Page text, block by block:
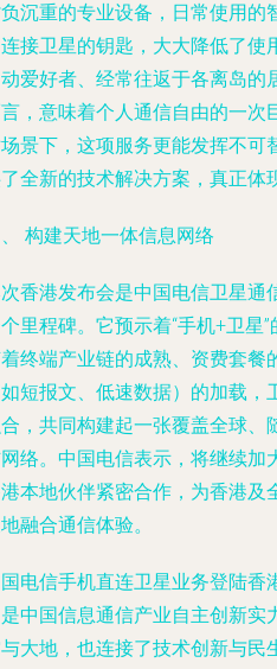
沉重的专业设备，日常使用的
接卫星的钥匙，大大降低了使
爱好者、经常往返于各离岛的
，意味着个人通信自由的一次
景下，这项服务更能发挥不可
全新的技术解决方案，真正体
构建天地一体信息网络
香港发布会是中国电信卫星通
里程碑。它预示着“手机+卫星
终端产业链的成熟、资费套餐
短报文、低速数据）的加载，
，共同构建起一张覆盖全球、
络。中国电信表示，将继续加
本地伙伴紧密合作，为香港及
融合通信体验。
电信手机直连卫星业务登陆香
中国信息通信产业自主创新实
大地，也连接了技术创新与民